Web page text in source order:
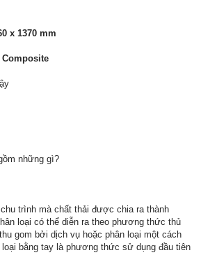
x 1370 mm
Composite
những gì?
trình mà chất thải được chia ra thành
loại có thể diễn ra theo phương thức thủ
gom bởi dịch vụ hoặc phân loại một cách
bằng tay là phương thức sử dụng đầu tiên